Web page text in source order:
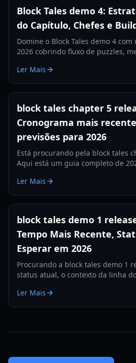
Block Tales demo 4:
do Capítulo, Chefes e
Domine o Block Tales demo 4
2026 cobrindo fluxo de puzzles,
clears mais consistentes.
Ler Mais
block tales chapter 5
Cronograma mais
previsões para 2026
Está procurando pela block tales
Aqui está um guia completo de
espera.
Ler Mais
block tales demo 1
Tempo Mais Recente,
Esperar em 2026
Procurando a block tales demo 1
status atual, o contexto da linha
atualização para observar em 2026.
Ler Mais